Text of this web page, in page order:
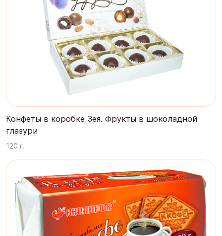
Конфеты в коробке Зея. Фрукты в шоколадной
глазури
120 г.